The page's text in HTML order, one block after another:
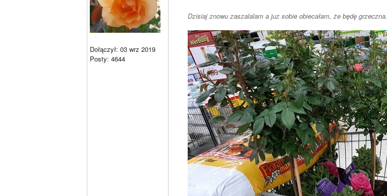
Dołączył: 03 wrz 2019
Posty: 4644
Dzisiaj znowu zaszalalam a juz sobie obiecałam, że będę grzeczna.